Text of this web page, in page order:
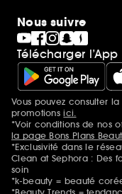
Nous suivre
Télécharger
Mentions
Vous pouvez consulter
promotionsici.
*Voir conditions de nos
la page Bons Plans
*Exclusivité dans le
Clean at Sephora : Des
soin
*k-beauty = beauté